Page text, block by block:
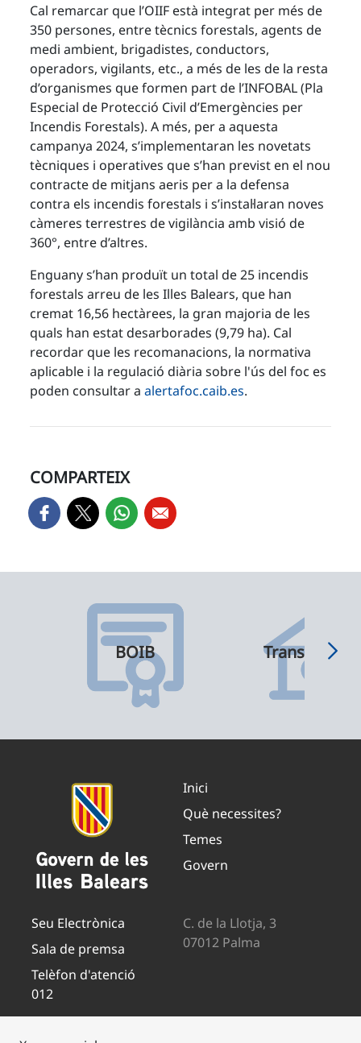
Cal remarcar que l’OIIF està integrat per més de
350 persones, entre tècnics forestals, agents de
medi ambient, brigadistes, conductors,
operadors, vigilants, etc., a més de les de la resta
d’organismes que formen part de l’INFOBAL (Pla
Especial de Protecció Civil d’Emergències per
Incendis Forestals). A més, per a aquesta
campanya 2024, s’implementaran les novetats
tècniques i operatives que s’han previst en el nou
contracte de mitjans aeris per a la defensa
contra els incendis forestals i s’instal·laran noves
càmeres terrestres de vigilància amb visió de
360°, entre d’altres.
Enguany s’han produït un total de 25 incendis
forestals arreu de les Illes Balears, que han
cremat 16,56 hectàrees, la gran majoria de les
quals han estat desarborades (9,79 ha). Cal
recordar que les recomanacions, la normativa
aplicable i la regulació diària sobre l'ús del foc es
poden consultar aalertafoc.caib.es.
COMPARTEIX
BOIB
Inici
Què necessites?
Temes
Govern
Seu Electrònica
Sala de premsa
Telèfon d'atenció
012
C. de la Llotja, 3
07012 Palma